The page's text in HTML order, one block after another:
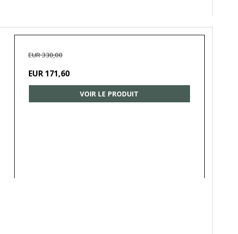
EUR 330,00
EUR 171,60
VOIR LE PRODUIT